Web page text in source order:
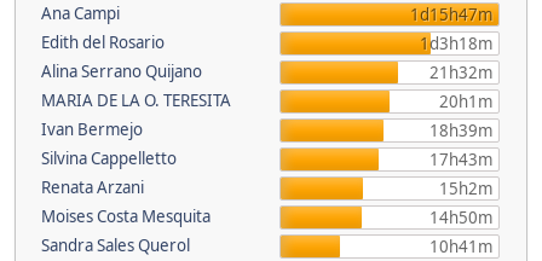
Ana Campi
1d15h47m
Edith del Rosario
1d3h18m
Alina Serrano Quijano
21h32m
MARIA DE LA O. TERESITA
20h1m
Ivan Bermejo
18h39m
Silvina Cappelletto
17h43m
Renata Arzani
15h2m
Moises Costa Mesquita
14h50m
Sandra Sales Querol
10h41m